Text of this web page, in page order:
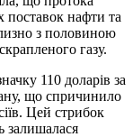
поставок нафти та
з половиною
газу.
110 доларів за
що спричинило
Цей стрибок
залишалася